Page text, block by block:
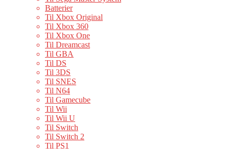
Batterier
Til Xbox Original
Til Xbox 360
Til Xbox One
Til Dreamcast
Til GBA
Til DS
Til 3DS
Til SNES
Til N64
Til Gamecube
Til Wii
Til Wii U
Til Switch
Til Switch 2
Til PS1